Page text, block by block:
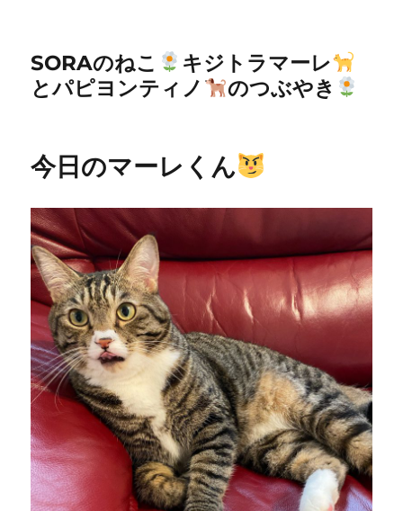
SORAのねこ
キジトラマーレ
とパピヨンティノ
のつぶやき
今日のマーレくん